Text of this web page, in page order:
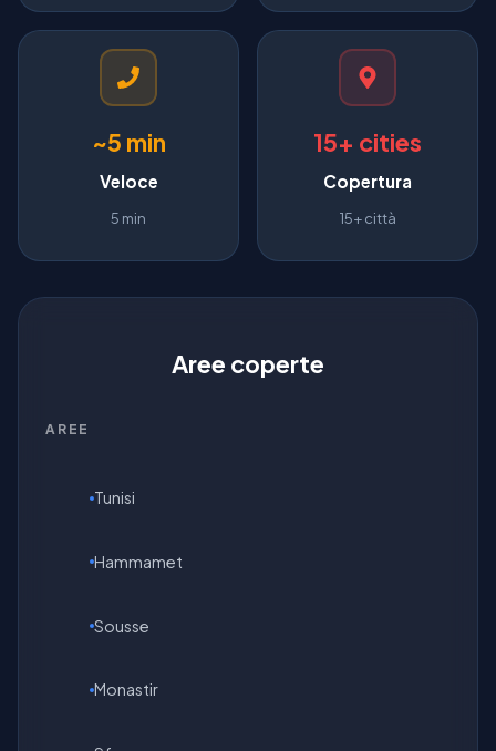
~5 min
Veloce
5 min
15+ cities
Copertura
15+ città
Aree coperte
AREE
Tunisi
Hammamet
Sousse
Monastir